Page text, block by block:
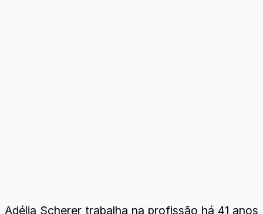
Adélia Scherer trabalha na profissão há 41 anos